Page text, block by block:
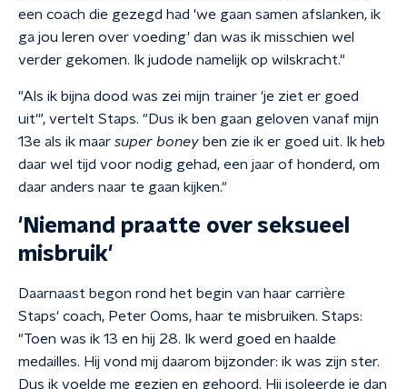
een coach die gezegd had 'we gaan samen afslanken, ik
ga jou leren over voeding' dan was ik misschien wel
verder gekomen. Ik judode namelijk op wilskracht."
"Als ik bijna dood was zei mijn trainer 'je ziet er goed
uit'", vertelt Staps. "Dus ik ben gaan geloven vanaf mijn
13e als ik maar super boney ben zie ik er goed uit. Ik heb
daar wel tijd voor nodig gehad, een jaar of honderd, om
daar anders naar te gaan kijken."
'Niemand praatte over seksueel
misbruik'
Daarnaast begon rond het begin van haar carrière
Staps' coach, Peter Ooms, haar te misbruiken. Staps:
"Toen was ik 13 en hij 28. Ik werd goed en haalde
medailles. Hij vond mij daarom bijzonder: ik was zijn ster.
Dus ik voelde me gezien en gehoord. Hij isoleerde je dan